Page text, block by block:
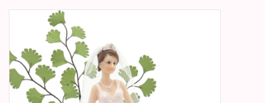
Disney Huwelijk
Betty Boop Huwelijk
Jubileum